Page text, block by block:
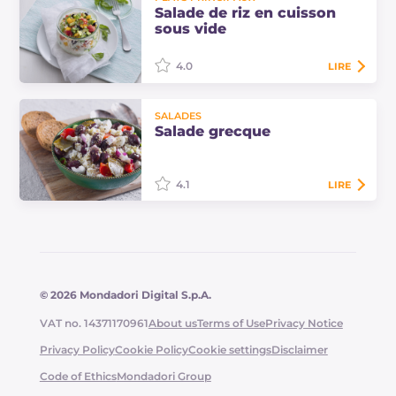
plat estival frais et savoureux
assaisonné de légumes crus et de
feta, idéal aussi pour la plage.…
Salade de riz en cuisson
sous vide
vide est une façon savoureuse de
préparer ce grand classique de l'été
4.0 LIRE
SALADES
Salade grecque
préparer la recette…
4.1 LIRE
© 2026 Mondadori Digital S.p.A.
VAT no. 14371170961About usTerms of UsePrivacy Notice
Privacy PolicyCookie PolicyCookie settingsDisclaimer
Code of EthicsMondadori Group